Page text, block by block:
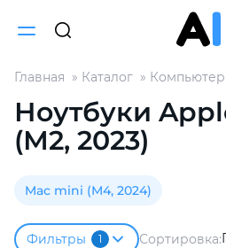
Главная Каталог
Ноутбуки
(М2, 2023)
Mac mini (М4, 2024)
Фильтры 1 Сортировка:
Разбейте
без переплат